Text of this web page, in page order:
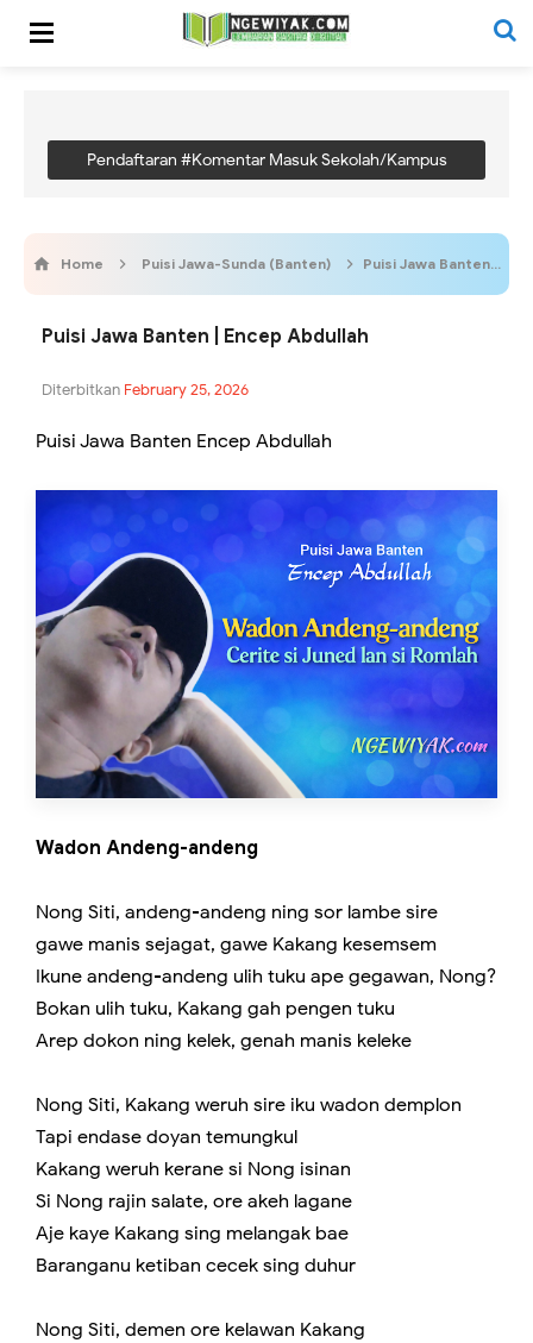
Pendaftaran #Komentar Masuk Sekolah/Kampus
Home Puisi Jawa-Sunda (Banten) Puisi Jawa Banten | Encep Abdullah
Puisi Jawa Banten | Encep Abdullah
Diterbitkan February 25, 2026
Puisi Jawa Banten Encep Abdullah
Wadon Andeng-andeng
Nong Siti, andeng-andeng ning sor lambe sire
gawe manis sejagat, gawe Kakang kesemsem
Ikune andeng-andeng ulih tuku ape gegawan, Nong?
Bokan ulih tuku, Kakang gah pengen tuku
Arep dokon ning kelek, genah manis keleke
Nong Siti, Kakang weruh sire iku wadon demplon
Tapi endase doyan temungkul
Kakang weruh kerane si Nong isinan
Si Nong rajin salate, ore akeh lagane
Aje kaye Kakang sing melangak bae
Baranganu ketiban cecek sing duhur
Nong Siti, demen ore kelawan Kakang